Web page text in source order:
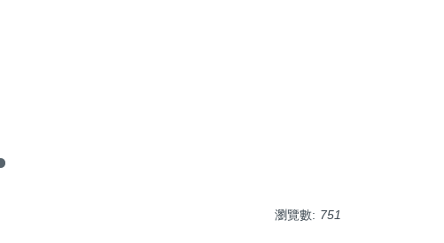
瀏覽數: 751